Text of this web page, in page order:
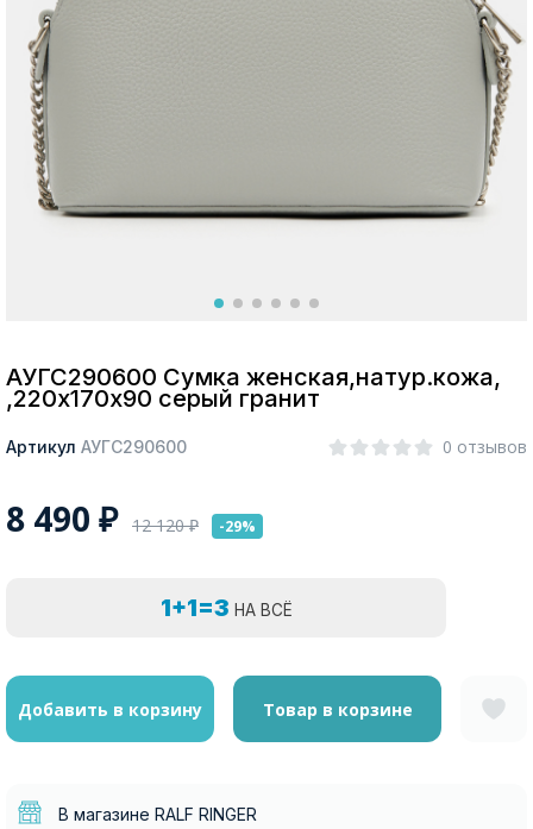
Да, все верно Изменить город
АУГС290600 Сумка женская,натур.кожа,
,220х170х90 серый гранит
Артикул АУГС290600 0 отзывов
8 490 ₽ 12 120₽ -29%
1+1=3 НА ВСЁ
Добавить в корзину Товар в корзине
В магазине RALF RINGER